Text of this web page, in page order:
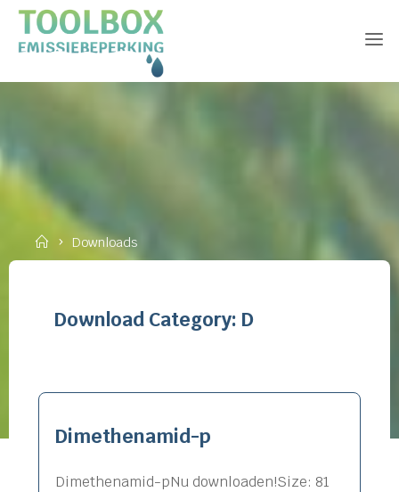
Skip
content
HomeDownloads
Download Category: D
Dimethenamid-p
Dimethenamid-pNu downloaden!Size: 81